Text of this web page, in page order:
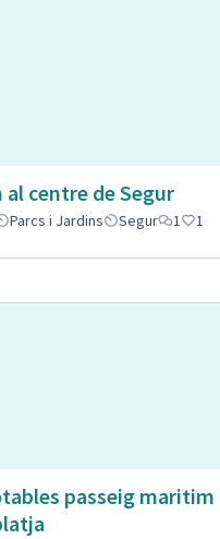
al centre de Segur
Parcs i Jardins Segur 1 1
passeig maritim